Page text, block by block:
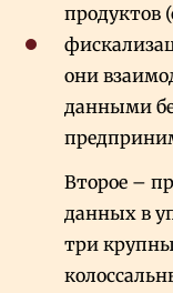
продуктов
они
данными
Второе –
данных в
три